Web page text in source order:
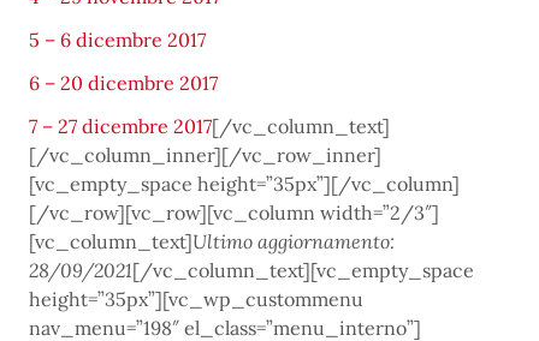
5 – 6 dicembre 2017
6 – 20 dicembre 2017
7 – 27 dicembre 2017[/vc_column_text]
[/vc_column_inner][/vc_row_inner]
[vc_empty_space height=”35px”][/vc_column]
[/vc_row][vc_row][vc_column width=”2/3″]
[vc_column_text]Ultimo aggiornamento:
28/09/2021[/vc_column_text][vc_empty_space
height=”35px”][vc_wp_custommenu
nav_menu=”198″ el_class=”menu_interno”]